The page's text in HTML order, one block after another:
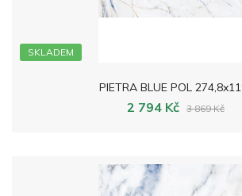
SKLADEM
PIETRA BLUE POL
2 794 Kč 3 869 Kč